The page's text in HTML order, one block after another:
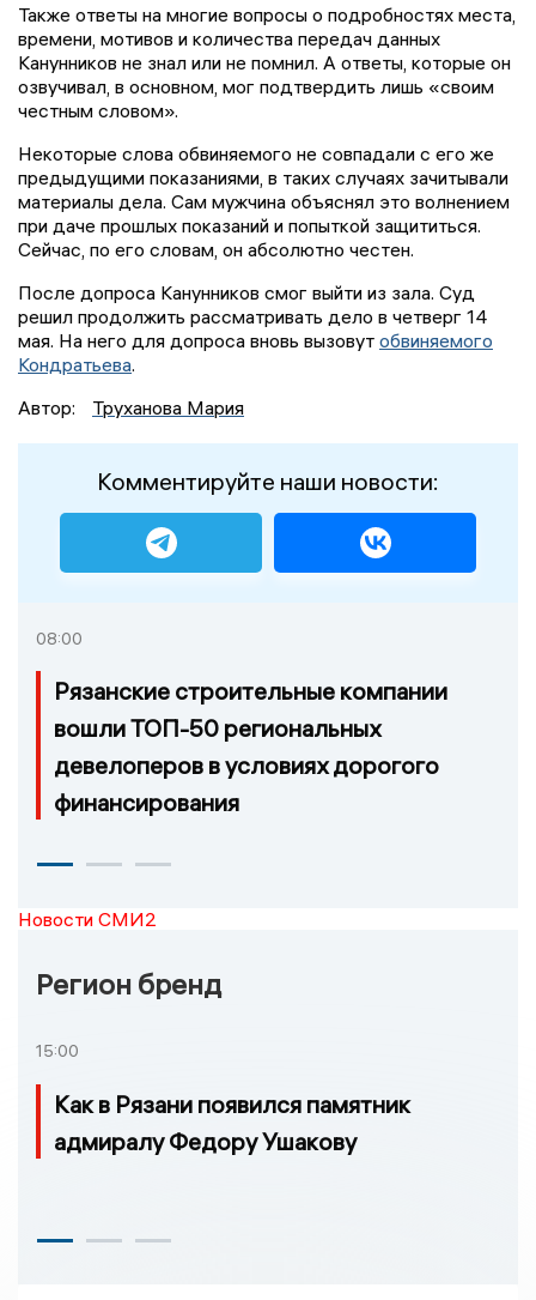
Также ответы на многие вопросы о подробностях места,
времени, мотивов и количества передач данных
Канунников не знал или не помнил. А ответы, которые он
озвучивал, в основном, мог подтвердить лишь «своим
честным словом».
Некоторые слова обвиняемого не совпадали с его же
предыдущими показаниями, в таких случаях зачитывали
материалы дела. Сам мужчина объяснял это волнением
при даче прошлых показаний и попыткой защититься.
Сейчас, по его словам, он абсолютно честен.
После допроса Канунников смог выйти из зала. Суд
решил продолжить рассматривать дело в четверг 14
мая. На него для допроса вновь вызовут обвиняемого
Кондратьева.
Автор:
Труханова Мария
Комментируйте наши новости:
08:00
Рязанские строительные компании
вошли ТОП-50 региональных
девелоперов в условиях дорогого
финансирования
Новости СМИ2
Регион бренд
15:00
Как в Рязани появился памятник
адмиралу Федору Ушакову